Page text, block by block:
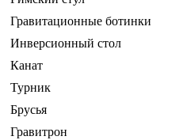
Гравитационные ботинки
Инверсионный стол
Канат
Турник
Брусья
Гравитрон